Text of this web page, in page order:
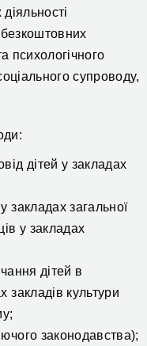
психологічного
супроводу,
дітей у закладах
закладах загальної
у закладах
дітей в
закладів культури
законодавства);